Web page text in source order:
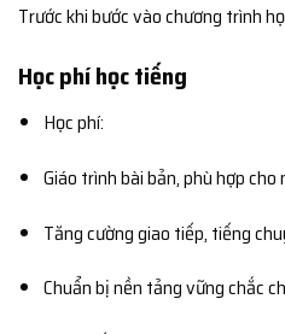
Trước khi bước vào chương trình
Học phí học tiếng
Học phí:
Giáo trình bài bản, phù hợp cho
Tăng cường giao tiếp, tiếng
Chuẩn bị nền tảng vững chắc